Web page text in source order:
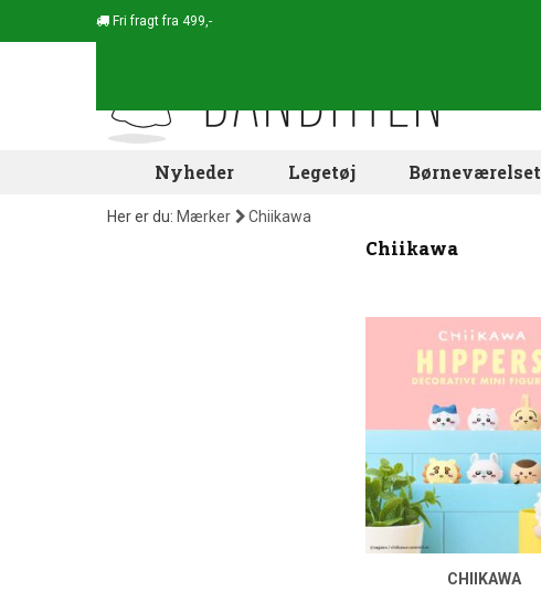
Fri fragt fra 499,-
Nyheder Legetøj Børneværelset
Her er du: Mærker Chiikawa
Chiikawa
CHIIKAWA